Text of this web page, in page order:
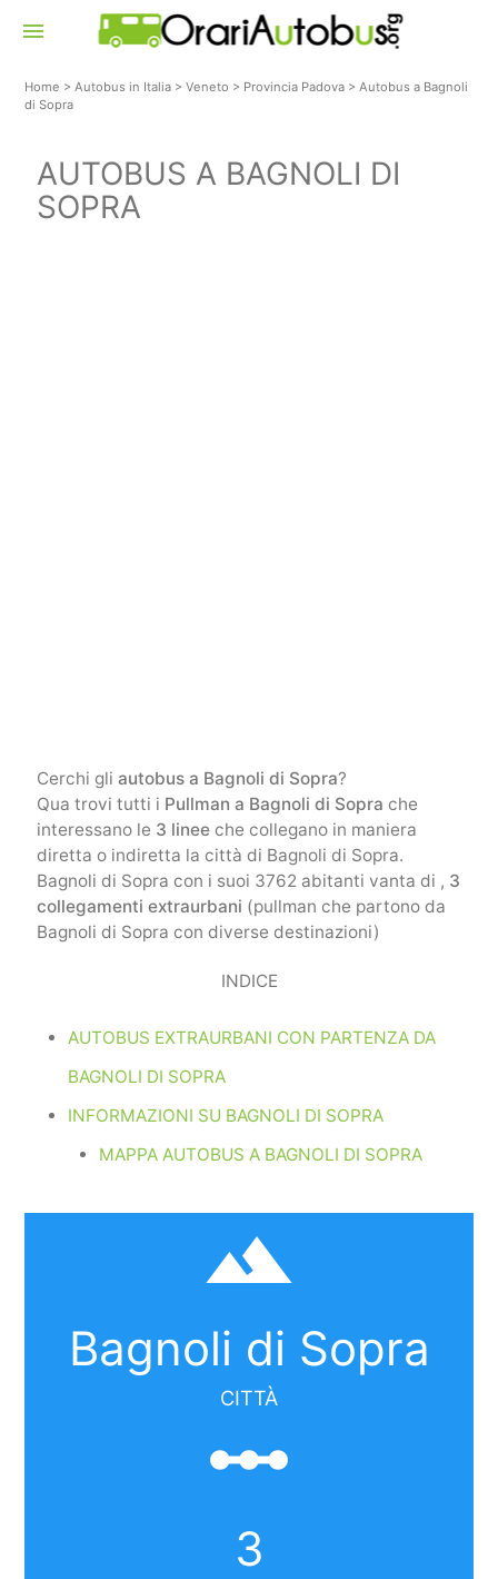
menu
Home >Autobus in Italia >Veneto > Provincia Padova >Autobus a Bagnoli
di Sopra
AUTOBUS A BAGNOLI DI
SOPRA
Cerchi gli autobus a Bagnoli di Sopra?
Qua trovi tutti i Pullman a Bagnoli di Sopra che
interessano le 3 lineeche collegano in maniera
diretta o indiretta la città di Bagnoli di Sopra.
Bagnoli di Sopra con i suoi 3762 abitanti vanta di , 3
collegamenti extraurbani (pullman che partono da
Bagnoli di Sopra con diverse destinazioni)
INDICE
AUTOBUS EXTRAURBANI CON PARTENZA DA
BAGNOLI DI SOPRA
INFORMAZIONI SU BAGNOLI DI SOPRA
MAPPA AUTOBUS A BAGNOLI DI SOPRA
filter_hdr
Bagnoli di Sopra
CITTÀ
linear_scale
3